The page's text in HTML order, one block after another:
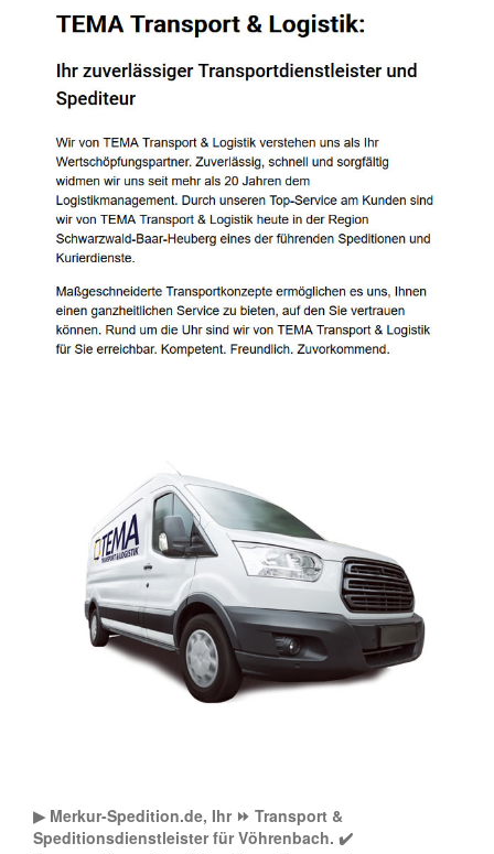
▶︎ Merkur-Spedition.de, Ihr ⏩ Transport &
Speditionsdienstleister für Vöhrenbach. ✔️